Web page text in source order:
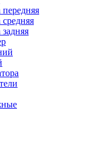
передняя